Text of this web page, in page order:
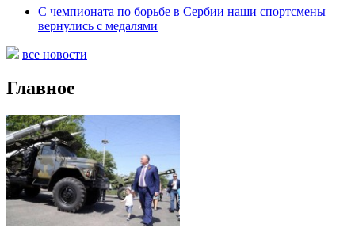
С чемпионата по борьбе в Сербии наши спортсмены
вернулись с медалями
все новости
Главное